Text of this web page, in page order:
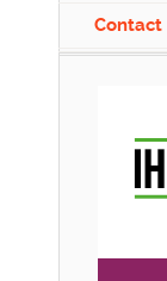
Contact